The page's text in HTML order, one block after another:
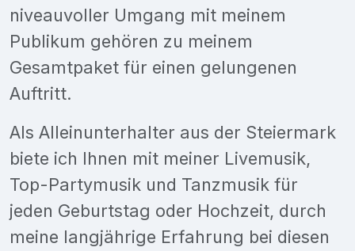
niveauvoller Umgang mit meinem
Publikum gehören zu meinem
Gesamtpaket für einen gelungenen
Auftritt.
Als Alleinunterhalter aus der Steiermark
biete ich Ihnen mit meiner Livemusik,
Top-Partymusik und Tanzmusik für
jeden Geburtstag oder Hochzeit, durch
meine langjährige Erfahrung bei diesen